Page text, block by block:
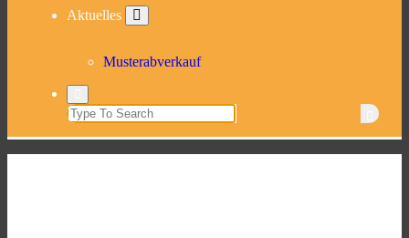
Aktuelles
Musterabverkauf